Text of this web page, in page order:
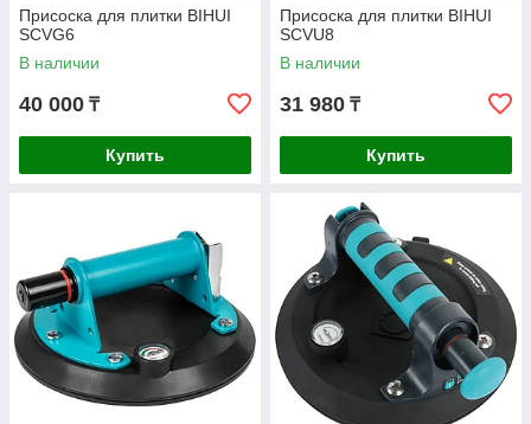
Присоска для плитки BIHUI
SCVG6
В наличии
40 000 ₸
Купить
Присоска для плитки BIHUI
SCVU8
В наличии
31 980 ₸
Купить